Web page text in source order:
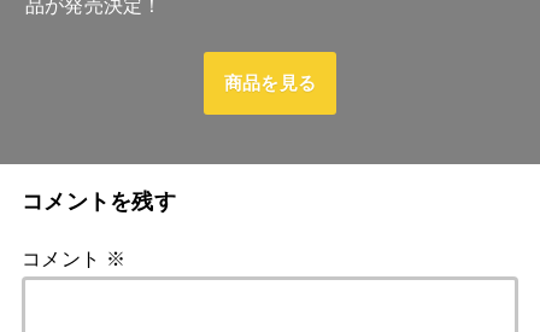
品が発売決定！
商品を見る
コメントを残す
コメント ※